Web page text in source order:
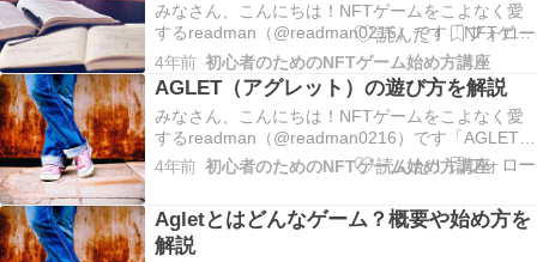
みなさん、こんにちは！NFTゲームをこよなく愛
するreadman（@readman0216）です「NFTゲー
ムに興味があるけどそもそもNFTについてよく知
らない」「NFTゲーム始めたけどもっとNFTの基
礎から理解したい」そんな風に思った方いるかと
思います。私も初めてNFTゲーム…
4年前 初心者のためのNFTゲーム始め方講座
AGLET（アグレット）の遊び方を解説
みなさん、こんにちは！NFTゲームをこよなく愛
するreadman（@readman0216）です「AGLETイ
ンストールしたはいいけど何したらいいの？」
「どうやってスニーカーゲットするの？」「英語
も多いかと思います。今回は実際に私が使…
4年前 初心者のためのNFTゲーム始め方講座
Agletとはどんなゲーム？概要や始め方を
解説